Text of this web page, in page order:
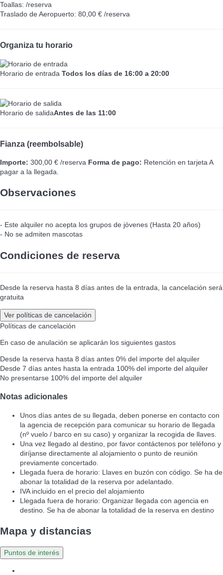
Toallas: /reserva
Traslado de Aeropuerto: 80,00 € /reserva
Organiza tu horario
Horario de entrada Todos los días de 16:00 a 20:00
Horario de salidaAntes de las 11:00
Fianza (reembolsable)
Importe: 300,00 € /reserva Forma de pago: Retención en tarjeta A
pagar a la llegada.
Observaciones
- Este alquiler no acepta los grupos de jóvenes (Hasta 20 años)
- No se admiten mascotas
Condiciones de reserva
Desde la reserva hasta 8 días antes de la entrada, la cancelación será
gratuita
Ver políticas de cancelación
Políticas de cancelación
En caso de anulación se aplicarán los siguientes gastos
Desde la reserva hasta 8 días antes 0% del importe del alquiler
Desde 7 días antes hasta la entrada 100% del importe del alquiler
No presentarse 100% del importe del alquiler
Notas adicionales
Unos días antes de su llegada, deben ponerse en contacto con
la agencia de recepción para comunicar su horario de llegada
(nº vuelo / barco en su caso) y organizar la recogida de llaves.
Una vez llegado al destino, por favor contáctenos por teléfono y
diríjanse directamente al alojamiento o punto de reunión
previamente concertado.
Llegada fuera de horario: Llaves en buzón con código. Se ha de
abonar la totalidad de la reserva por adelantado.
IVA incluido en el precio del alojamiento
Llegada fuera de horario: Organizar llegada con agencia en
destino. Se ha de abonar la totalidad de la reserva en destino
Mapa y distancias
Puntos de interés